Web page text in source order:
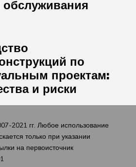
по
проектам:
и риски
2021 гг. Любое использование
только при указании
на первоисточник